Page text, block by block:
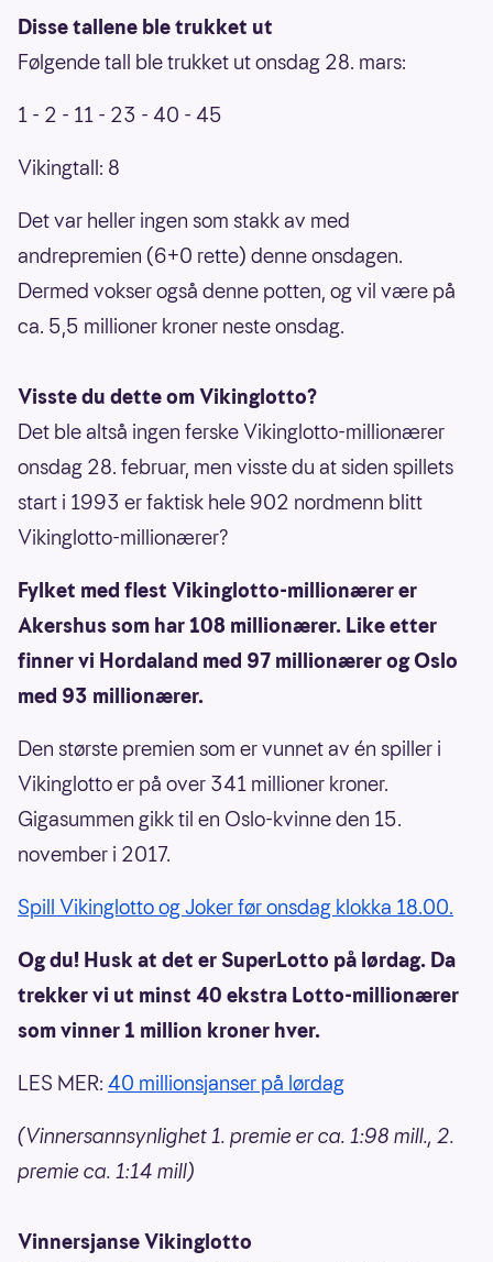
Disse tallene ble trukket ut
Følgende tall ble trukket ut onsdag 28. mars:
1 - 2 - 11 - 23 - 40 - 45
Vikingtall: 8
Det var heller ingen som stakk av med
andrepremien (6+0 rette) denne onsdagen.
Dermed vokser også denne potten, og vil være på
ca. 5,5 millioner kroner neste onsdag.
Visste du dette om Vikinglotto?
Det ble altså ingen ferske Vikinglotto-millionærer
onsdag 28. februar, men visste du at siden spillets
start i 1993 er faktisk hele 902 nordmenn blitt
Vikinglotto-millionærer?
Fylket med flest Vikinglotto-millionærer er
Akershus som har 108 millionærer. Like etter
finner vi Hordaland med 97 millionærer og Oslo
med 93 millionærer.
Den største premien som er vunnet av én spiller i
Vikinglotto er på over 341 millioner kroner.
Gigasummen gikk til en Oslo-kvinne den 15.
november i 2017.
Spill Vikinglotto og Joker før onsdag klokka 18.00.
Og du! Husk at det er SuperLotto på lørdag. Da
trekker vi ut minst 40 ekstra Lotto-millionærer
som vinner 1 million kroner hver.
LES MER: 40 millionsjanser på lørdag
(Vinnersannsynlighet 1. premie er ca. 1:98 mill., 2.
premie ca. 1:14 mill)
Vinnersjanse Vikinglotto